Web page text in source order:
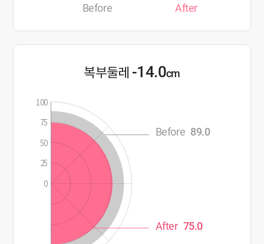
Before After
복부둘레 -14.0cm
Before 89.0
After 75.0
100
75
50
25
0